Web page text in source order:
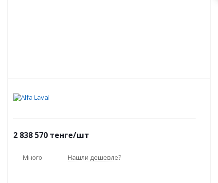
2 838 570 тенге/шт
Много Нашли дешевле?